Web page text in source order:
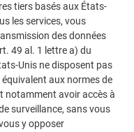
FINESSE
du bâtiment: de
de-chaussée, tandis
tiers basés aux États-
les services, vous
des données
49 al. 1 lettre a) du
Unis ne disposent pas
aux normes de
notamment avoir accès à
surveillance, sans vous
y opposer